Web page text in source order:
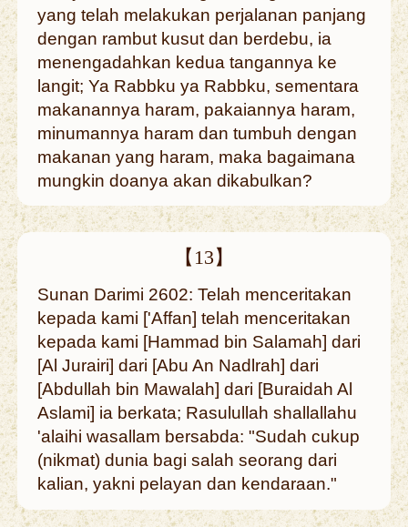
yang telah melakukan perjalanan panjang
dengan rambut kusut dan berdebu, ia
menengadahkan kedua tangannya ke
langit; Ya Rabbku ya Rabbku, sementara
makanannya haram, pakaiannya haram,
minumannya haram dan tumbuh dengan
makanan yang haram, maka bagaimana
mungkin doanya akan dikabulkan?
【13】
Sunan Darimi 2602: Telah menceritakan
kepada kami ['Affan] telah menceritakan
kepada kami [Hammad bin Salamah] dari
[Al Jurairi] dari [Abu An Nadlrah] dari
[Abdullah bin Mawalah] dari [Buraidah Al
Aslami] ia berkata; Rasulullah shallallahu
'alaihi wasallam bersabda: "Sudah cukup
(nikmat) dunia bagi salah seorang dari
kalian, yakni pelayan dan kendaraan."